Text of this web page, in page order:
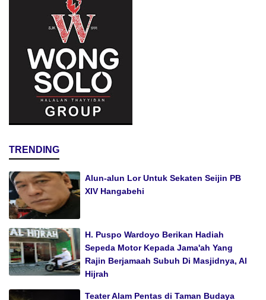
TRENDING
Alun-alun Lor Untuk Sekaten Seijin PB
XIV Hangabehi
H. Puspo Wardoyo Berikan Hadiah
Sepeda Motor Kepada Jama'ah Yang
Rajin Berjamaah Subuh Di Masjidnya, Al
Hijrah
Teater Alam Pentas di Taman Budaya